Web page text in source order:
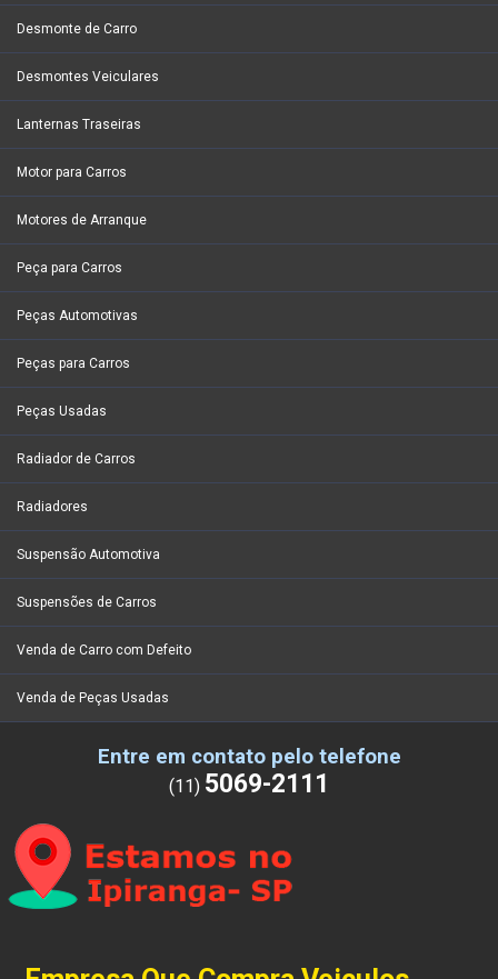
Desmonte de Carro
Desmontes Veiculares
Lanternas Traseiras
Motor para Carros
Motores de Arranque
Peça para Carros
Peças Automotivas
Peças para Carros
Peças Usadas
Radiador de Carros
Radiadores
Suspensão Automotiva
Suspensões de Carros
Venda de Carro com Defeito
Venda de Peças Usadas
Entre em contato pelo telefone
(11) 5069-2111